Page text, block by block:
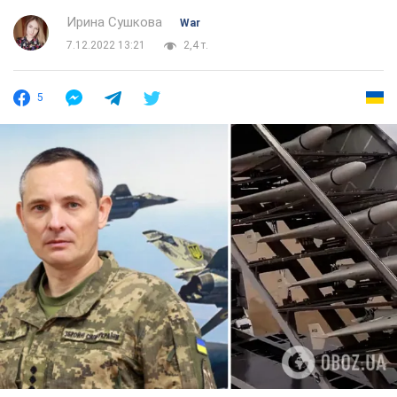
Ирина Сушкова
War
7.12.2022 13:21
2,4 т.
5